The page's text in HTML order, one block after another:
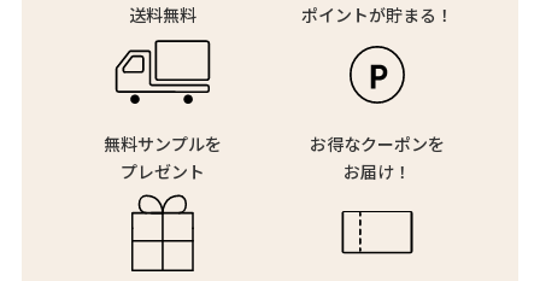
送料無料
ポイントが貯まる！
無料サンプルを
プレゼント
お得なクーポンを
お届け！